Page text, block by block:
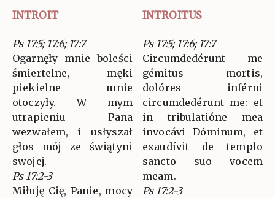
INTROIT INTROITUS
Ps 17:5; 17:6; 17:7
Ogarnęły mnie boleści
śmiertelne, męki
piekielne mnie
otoczyły. W mym
utrapieniu Pana
wezwałem, i usłyszał
głos mój ze świątyni
swojej.
Ps 17:2-3
Miłuję Cię, Panie, mocy
Ps 17:5; 17:6; 17:7
Circumdedérunt me
gémitus mortis,
dolóres inférni
circumdedérunt me: et
in tribulatióne mea
invocávi Dóminum, et
exaudívit de templo
sancto suo vocem
meam.
Ps 17:2-3